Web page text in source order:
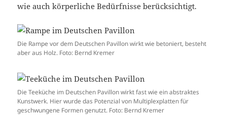
wie auch körperliche Bedürfnisse berücksichtigt.
Die Rampe vor dem Deutschen Pavillon wirkt wie betoniert, besteht
aber aus Holz. Foto: Bernd Kremer
Die Teeküche im Deutschen Pavillon wirkt fast wie ein abstraktes
Kunstwerk. Hier wurde das Potenzial von Multiplexplatten für
geschwungene Formen genutzt. Foto: Bernd Kremer